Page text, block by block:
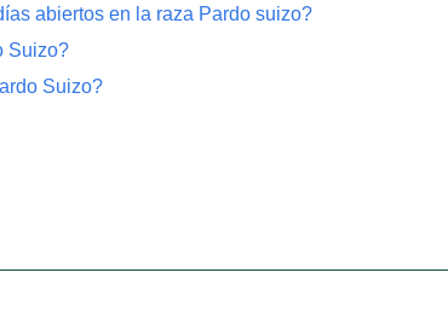
abiertos en la raza Pardo suizo?
Suizo?
Suizo?